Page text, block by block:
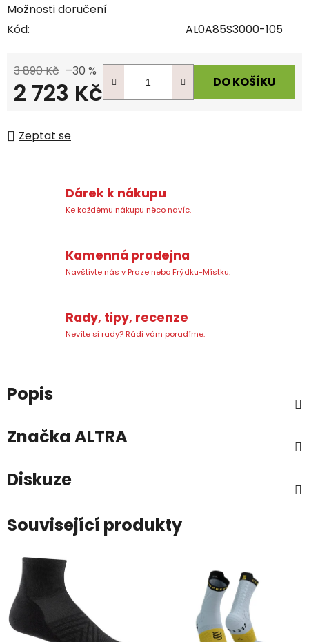
Možnosti doručení
Kód:
AL0A85S3000-105
3 890 Kč –30 %
2 723 Kč DO KOŠÍKU
Zeptat se
Dárek k nákupu
Ke každému nákupu něco navíc.
Kamenná prodejna
Navštivte nás v Praze nebo Frýdku-Místku.
Rady, tipy, recenze
Nevíte si rady? Rádi vám poradíme.
Popis
ZnačkaALTRA
Diskuze
Související produkty